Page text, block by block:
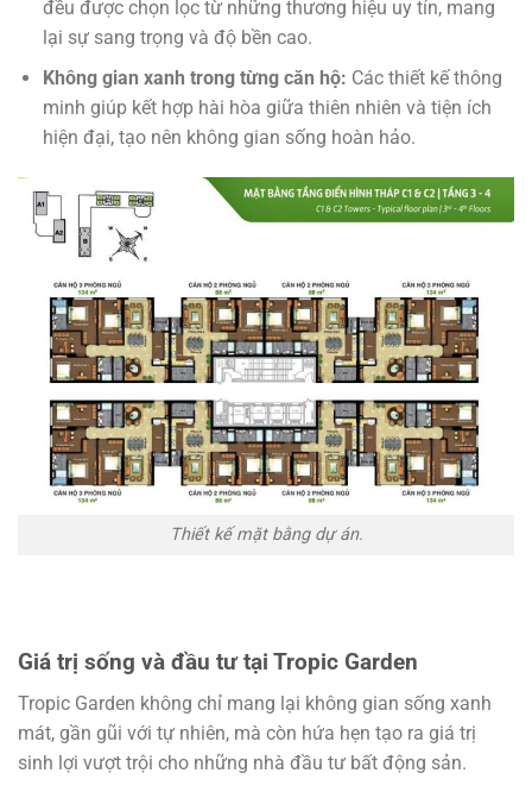
đều được chọn lọc từ những thương hiệu uy tín, mang
lại sự sang trọng và độ bền cao.
Không gian xanh trong từng căn hộ: Các thiết kế thông
minh giúp kết hợp hài hòa giữa thiên nhiên và tiện ích
hiện đại, tạo nên không gian sống hoàn hảo.
Thiết kế mặt bằng dự án.
Giá trị sống và đầu tư tại Tropic Garden
Tropic Garden không chỉ mang lại không gian sống xanh
mát, gần gũi với tự nhiên, mà còn hứa hẹn tạo ra giá trị
sinh lợi vượt trội cho những nhà đầu tư bất động sản.